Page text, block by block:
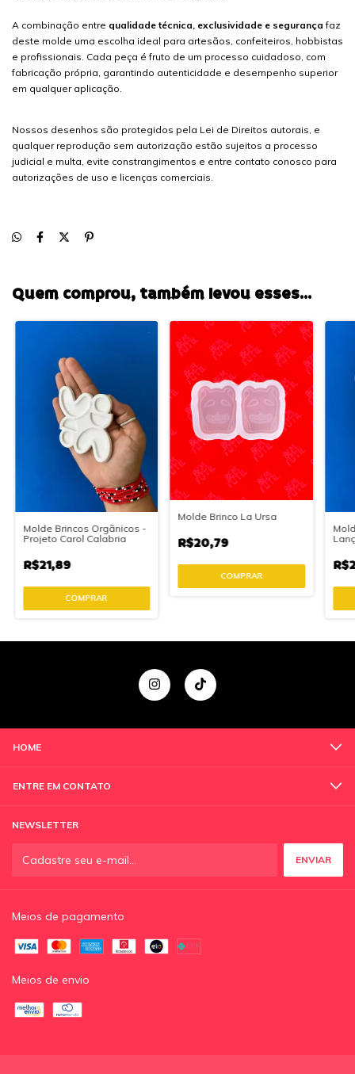
A combinação entre qualidade técnica, exclusividade e segurança faz
deste molde uma escolha ideal para artesãos, confeiteiros, hobbistas
e profissionais. Cada peça é fruto de um processo cuidadoso, com
fabricação própria, garantindo autenticidade e desempenho superior
em qualquer aplicação.
Nossos desenhos são protegidos pela Lei de Direitos autorais, e
qualquer reprodução sem autorização estão sujeitos a processo
judicial e multa, evite constrangimentos e entre contato conosco para
autorizações de uso e licenças comerciais.
Quem comprou, também levou esses...
Molde Brincos Orgãnicos -
Projeto Carol Calabria
R$21,89
COMPRAR
Molde Brinco La Ursa
R$20,79
HOME
ENTRE EM CONTATO
NEWSLETTER
Meios de pagamento
Meios de envio